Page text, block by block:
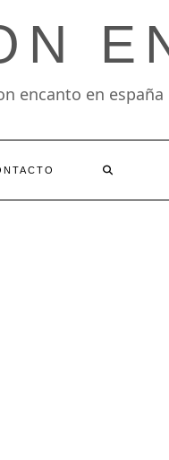
encanto en españa